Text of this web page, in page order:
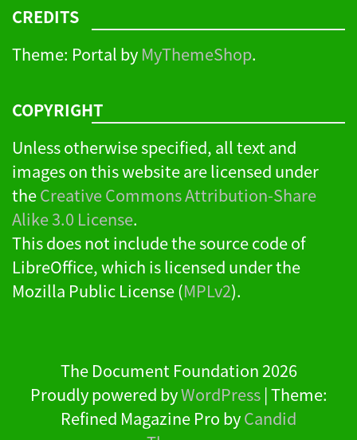
CREDITS
Theme: Portal by MyThemeShop.
COPYRIGHT
Unless otherwise specified, all text and
images on this website are licensed under
theCreative Commons Attribution-Share
Alike 3.0 License.
This does not include the source code of
LibreOffice, which is licensed under the
Mozilla Public License (MPLv2).
The Document Foundation 2026
Proudly powered byWordPress |Theme:
Refined Magazine Pro byCandid